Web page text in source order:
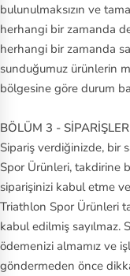
bulunulmaksızın ve
herhangi bir zamanda
herhangi bir zamanda
sunduğumuz ürünlerin
bölgesine göre durum
BÖLÜM 3 - SİPARİŞLER
Sipariş verdiğinizde, bir
Spor Ürünleri, takdirine
siparişinizi kabul etme
Triathlon Spor Ürünleri
kabul edilmiş sayılmaz.
ödemenizi almamız ve
göndermeden önce